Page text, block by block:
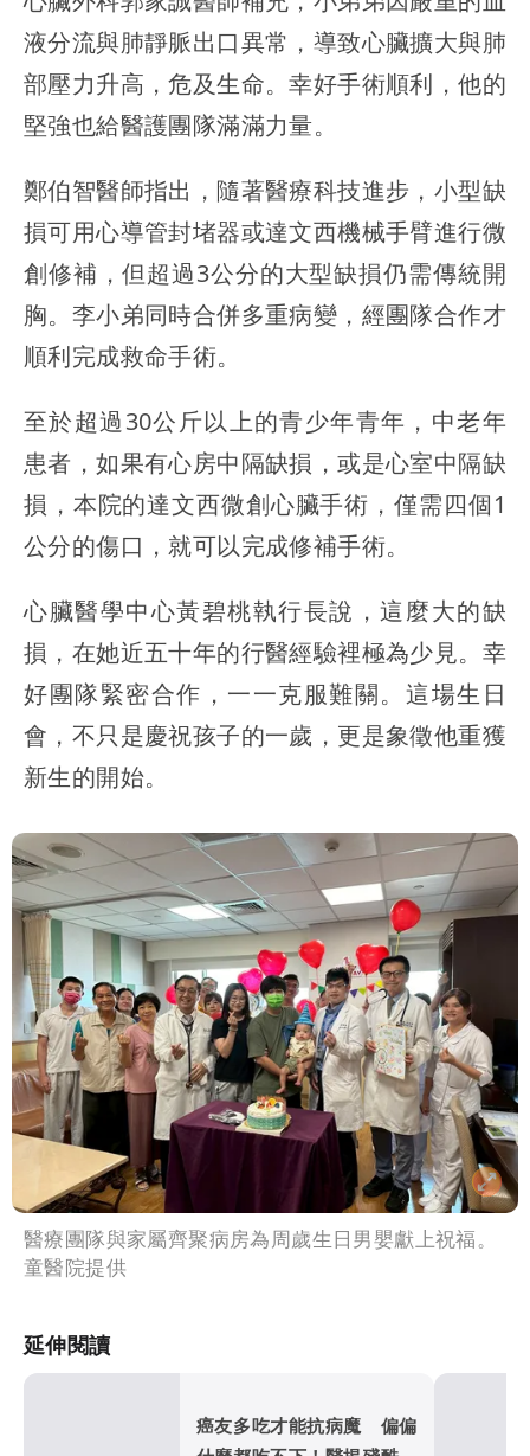
液分流與肺靜脈出口異常，導致心臟擴大與肺
部壓力升高，危及生命。幸好手術順利，他的
堅強也給醫護團隊滿滿力量。
鄭伯智醫師指出，隨著醫療科技進步，小型缺
損可用心導管封堵器或達文西機械手臂進行微
創修補，但超過3公分的大型缺損仍需傳統開
胸。李小弟同時合併多重病變，經團隊合作才
順利完成救命手術。
至於超過30公斤以上的青少年青年，中老年
患者，如果有心房中隔缺損，或是心室中隔缺
損，本院的達文西微創心臟手術，僅需四個1
公分的傷口，就可以完成修補手術。
心臟醫學中心黃碧桃執行長說，這麼大的缺
損，在她近五十年的行醫經驗裡極為少見。幸
好團隊緊密合作，一一克服難關。這場生日
會，不只是慶祝孩子的一歲，更是象徵他重獲
新生的開始。
醫療團隊與家屬齊聚病房為周歲生日男嬰獻上祝福。
童醫院提供
延伸閱讀
癌友多吃才能抗病魔 偏偏